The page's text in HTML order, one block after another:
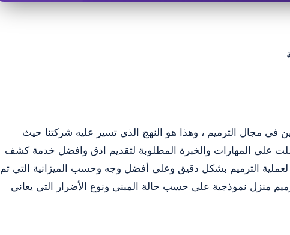
مجال الترميم ، وهذا هو النهج الذي تسير عليه شركتنا حيث
على المهارات والخبرة المطلوبة لتقديم ادق وافضل خدمة كشف
الترميم بشكل دقيق وعلى أفضل وجه وحسب الميزانية التي تم
منزل نموذجية على حسب حالة المبنى ونوع الأضرار التي يعاني